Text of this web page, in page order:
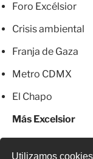
Utilizamos
Foro Excélsior
Crisis ambiental
Franja de Gaza
Metro CDMX
El Chapo
Más Excelsior